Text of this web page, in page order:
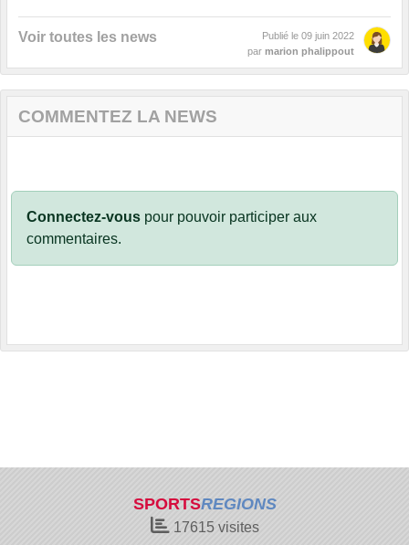
Voir toutes les news Publié le 09 juin 2022
par marion phalippout
COMMENTEZ LA NEWS
Connectez-vous pour pouvoir participer aux
commentaires.
SPORTSREGIONS
17615visites